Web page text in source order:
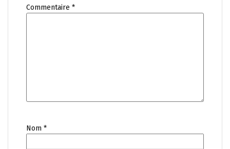
Commentaire *
Nom *